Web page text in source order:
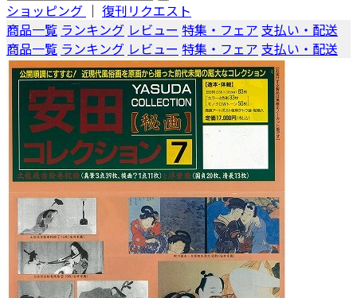
ショッピング ｜ 復刊リクエスト
商品一覧 ランキング レビュー 特集・フェア 支払い・配送
商品一覧 ランキング レビュー 特集・フェア 支払い・配送